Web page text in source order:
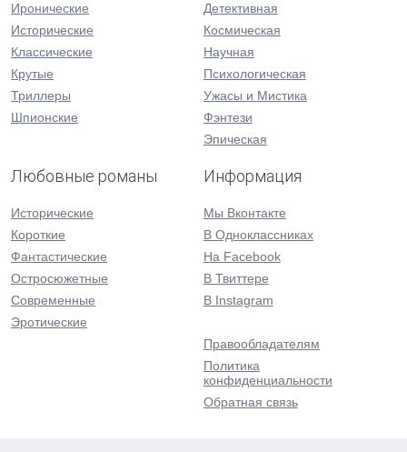
Иронические
Исторические
Классические
Крутые
Триллеры
Шпионские
Детективная
Космическая
Научная
Психологическая
Ужасы и Мистика
Фэнтези
Эпическая
Любовные романы
Исторические
Короткие
Фантастические
Остросюжетные
Современные
Эротические
Информация
Мы Вконтакте
В Одноклассниках
На Facebook
В Твиттере
В Instagram
Правообладателям
Политика
конфиденциальности
Обратная связь